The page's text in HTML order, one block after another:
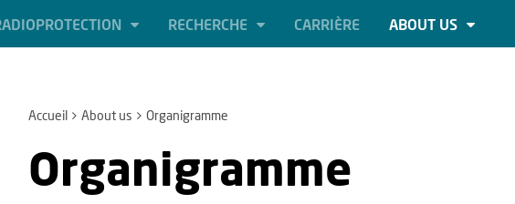
RECHERCHE CARRIÈRE ABOUT US
Accueil About us Organigramme
Organigramme